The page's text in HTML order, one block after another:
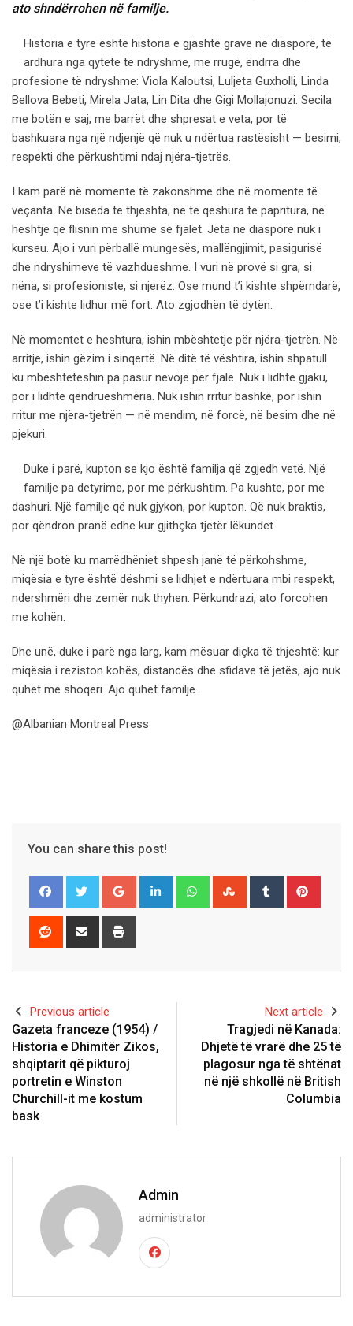
ato shndërrohen në familje.
Historia e tyre është historia e gjashtë grave në diasporë, të
ardhura nga qytete të ndryshme, me rrugë, ëndrra dhe
profesione të ndryshme: Viola Kaloutsi, Luljeta Guxholli, Linda
Bellova Bebeti, Mirela Jata, Lin Dita dhe Gigi Mollajonuzi. Secila
me botën e saj, me barrët dhe shpresat e veta, por të
bashkuara nga një ndjenjë që nuk u ndërtua rastësisht — besimi,
respekti dhe përkushtimi ndaj njëra-tjetrës.
I kam parë në momente të zakonshme dhe në momente të
veçanta. Në biseda të thjeshta, në të qeshura të papritura, në
heshtje që flisnin më shumë se fjalët. Jeta në diasporë nuk i
kurseu. Ajo i vuri përballë mungesës, mallëngjimit, pasigurisë
dhe ndryshimeve të vazhdueshme. I vuri në provë si gra, si
nëna, si profesioniste, si njerëz. Ose mund t’i kishte shpërndarë,
ose t’i kishte lidhur më fort. Ato zgjodhën të dytën.
Në momentet e heshtura, ishin mbështetje për njëra-tjetrën. Në
arritje, ishin gëzim i sinqertë. Në ditë të vështira, ishin shpatull
ku mbështeteshin pa pasur nevojë për fjalë. Nuk i lidhte gjaku,
por i lidhte qëndrueshmëria. Nuk ishin rritur bashkë, por ishin
rritur me njëra-tjetrën — në mendim, në forcë, në besim dhe në
pjekuri.
Duke i parë, kupton se kjo është familja që zgjedh vetë. Një
familje pa detyrime, por me përkushtim. Pa kushte, por me
dashuri. Një familje që nuk gjykon, por kupton. Që nuk braktis,
por qëndron pranë edhe kur gjithçka tjetër lëkundet.
Në një botë ku marrëdhëniet shpesh janë të përkohshme,
miqësia e tyre është dëshmi se lidhjet e ndërtuara mbi respekt,
ndershmëri dhe zemër nuk thyhen. Përkundrazi, ato forcohen
me kohën.
Dhe unë, duke i parë nga larg, kam mësuar diçka të thjeshtë: kur
miqësia i reziston kohës, distancës dhe sfidave të jetës, ajo nuk
quhet më shoqëri. Ajo quhet familje.
@Albanian Montreal Press
You can share this post!
Google+ LinkedIn WhatsappStumbleUpon
Tumblr
Reddit
Share
Previous article
Gazeta franceze (1954) /
Historia e Dhimitër Zikos,
shqiptarit që pikturoj
portretin e Winston
Churchill-it me kostum
bask
Next article
Tragjedi në Kanada:
Dhjetë të vrarë dhe 25 të
plagosur nga të shtënat
në një shkollë në British
Columbia
Admin
administrator